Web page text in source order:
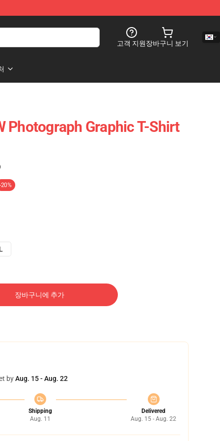
고객 지원장바구니 보기
Photograph Graphic T-Shirt
-20%
장바구니에 추가
byAug. 15 - Aug. 22
Shipping
Aug. 11
Delivered
Aug. 15 - Aug. 22